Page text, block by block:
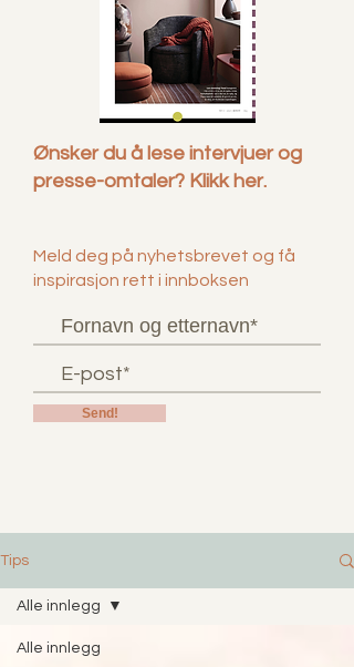
Ønsker du å lese intervjuer og
presse-omtaler? Klikk her.
Meld deg på nyhetsbrevet og få
inspirasjon rett i innboksen
Send!
Tips
Alle innlegg
Alle innlegg